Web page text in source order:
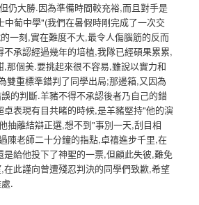
大勝.因為準備時間較充裕,而且對手是
中葡中學"(我們在暑假時剛完成了一次交
一刻,實在難度不大,最令人傷腦筋的反而
承認經過幾年的培植,我隊已經碩果累累,
那個美.要挑起來很不容易,雖說以實力和
雙重標準錯判了同學出局;那邊箱,又因為
的判斷.羊豬不得不承認後者乃自己的錯
表現有目共睹的時候,是羊豬堅持"他的演
抽離結辯正選,想不到"事別一天,刮目相
陳老師二十分鐘的指點,卓禧進步千里,在
給他投下了神聖的一票,但顧此失彼,難免
在此謹向曾遭殘忍判決的同學們致歉,希望
.